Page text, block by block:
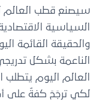
سيصنع قطب العالم
السياسية
والحقيقة القائمة
الناعمة بشكل
العالم اليوم يتطلب
لكي ترجَحَ كفةٌ على